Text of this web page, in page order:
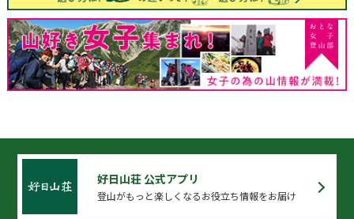
好日山荘 公式アプリ
登山がもっと楽しくなるお役立ち情報をお届け